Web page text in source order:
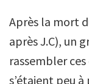
Après la mort
après J.C), un
rassembler
s’étaient peu